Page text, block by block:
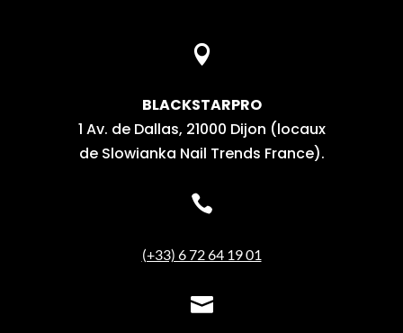

BLACKSTARPRO
1 Av. de Dallas, 21000 Dijon (locaux
de Slowianka Nail Trends France).

(+33) 6 72 64 19 01
